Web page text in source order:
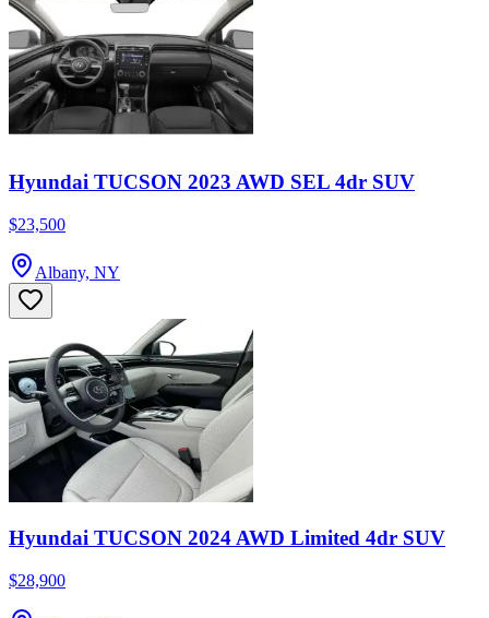
Hyundai TUCSON 2023 AWD SEL 4dr SUV
$23,500
Albany, NY
Hyundai TUCSON 2024 AWD Limited 4dr SUV
$28,900